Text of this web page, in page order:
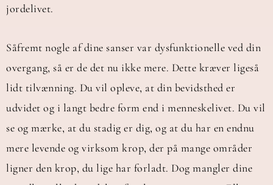
jordelivet.
Såfremt nogle af dine sanser var dysfunktionelle ved din
overgang, så er de det nu ikke mere. Dette kræver ligeså
lidt tilvænning. Du vil opleve, at din bevidsthed er
udvidet og i langt bedre form end i menneskelivet. Du vil
se og mærke, at du stadig er dig, og at du har en endnu
mere levende og virksom krop, der på mange områder
ligner den krop, du lige har forladt. Dog mangler dine